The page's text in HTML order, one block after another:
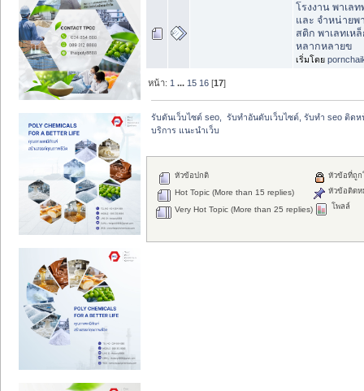
โรงงาน พาเล
และ จำหน่ายพ
สติก พาเลทเห
หลากหลายข
เริ่มโดย
หน้า: 1 ... 15 16 [17]
รับดันเว็บไซต์ seo,  รับทำอันดับเว็บไซต์, รับทำ seo ติดห
บริการ แนะนำเว็บ
หัวข้อปกติ
Hot Topic (More than 15 replies)
Very Hot Topic (More than 25 replies)
หัวข้อที่ถู
หัวข้อติดห
โพลล์